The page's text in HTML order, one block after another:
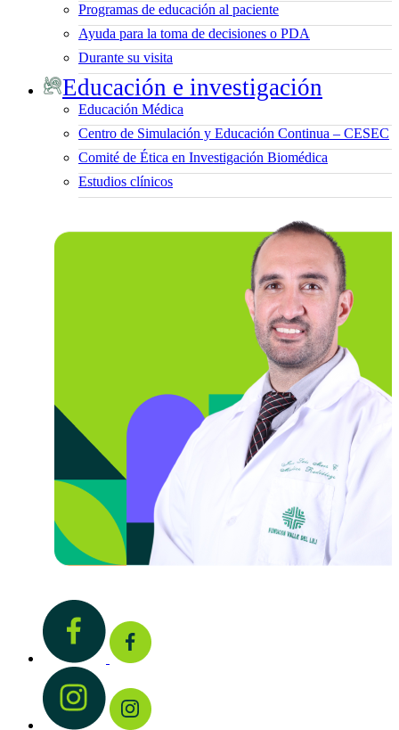
Programas de educación al paciente
Ayuda para la toma de decisiones o PDA
Durante su visita
Educación e investigación
Educación Médica
Centro de Simulación y Educación Continua – CESEC
Comité de Ética en Investigación Biomédica
Estudios clínicos